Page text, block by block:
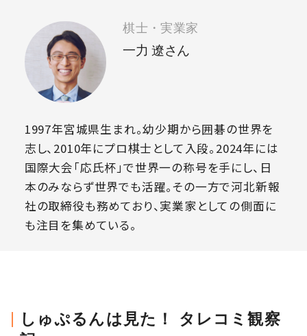
棋士・実業家
一力 遼さん
1997年宮城県生まれ。幼少期から囲碁の世界を
志し、2010年にプロ棋士として入段。2024年には
国際大会「応氏杯」で世界一の称号を手にし、日
本のみならず世界でも活躍。その一方で河北新報
社の取締役も務めており、実業家としての側面に
も注目を集めている。
しゅぷるんは見た！ タレコミ観察